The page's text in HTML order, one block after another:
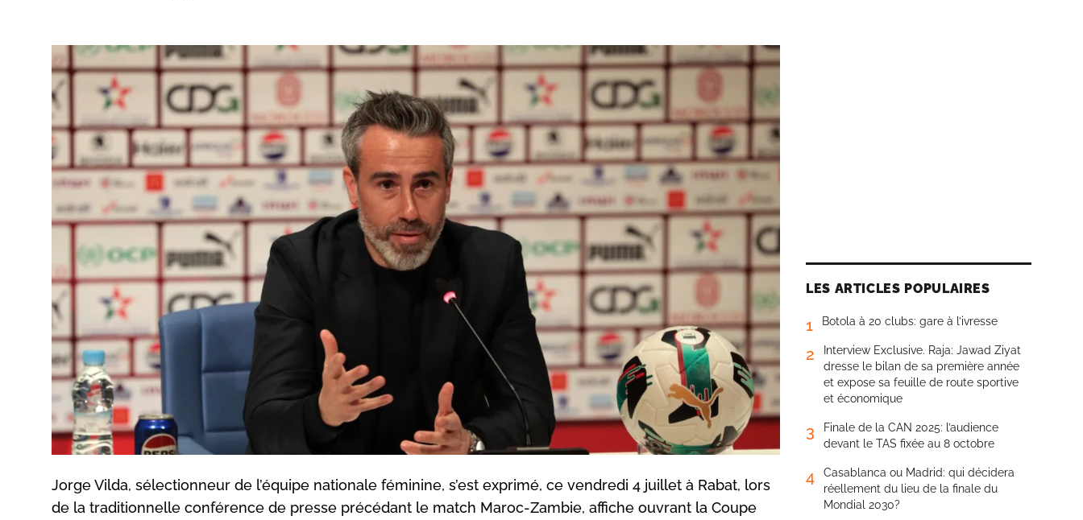
Jorge Vilda, sélectionneur de l’équipe nationale féminine, s’est exprimé, ce vendredi 4 juillet à Rabat, lors
de la traditionnelle conférence de presse précédant le match Maroc-Zambie, affiche ouvrant la Coupe
LES ARTICLES POPULAIRES
1 Botola à 20 clubs: gare à l’ivresse
2
Interview Exclusive. Raja: Jawad Ziyat
dresse le bilan de sa première année
et expose sa feuille de route sportive
et économique
3
Finale de la CAN 2025: l’audience
devant le TAS fixée au 8 octobre
4
Casablanca ou Madrid: qui décidera
réellement du lieu de la finale du
Mondial 2030?